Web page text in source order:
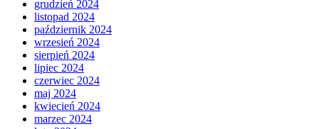
grudzień 2024
listopad 2024
październik 2024
wrzesień 2024
sierpień 2024
lipiec 2024
czerwiec 2024
maj 2024
kwiecień 2024
marzec 2024